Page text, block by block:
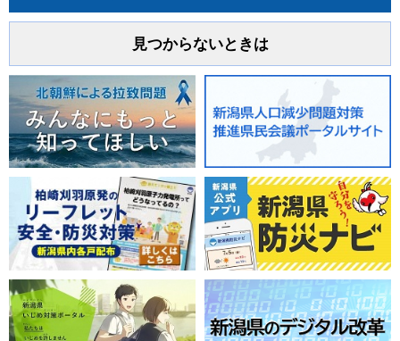
見つからないときは